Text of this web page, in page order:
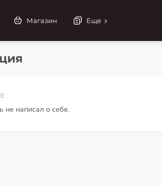
Магазин Еще
не написал о себе.